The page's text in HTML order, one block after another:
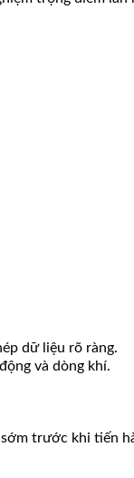
dữ liệu rõ ràng.
và dòng khí.
trước khi tiến